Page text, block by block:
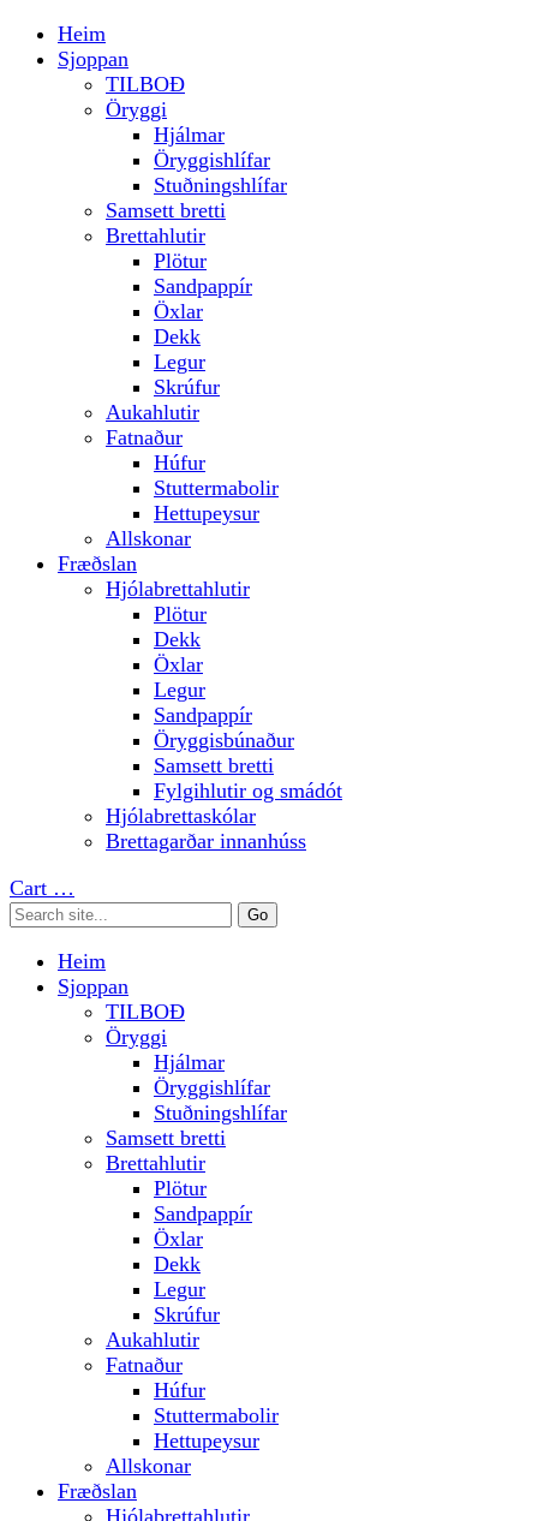
Heim
Sjoppan
TILBOÐ
Öryggi
Hjálmar
Öryggishlífar
Stuðningshlífar
Samsett bretti
Brettahlutir
Plötur
Sandpappír
Öxlar
Dekk
Legur
Skrúfur
Aukahlutir
Fatnaður
Húfur
Stuttermabolir
Hettupeysur
Allskonar
Fræðslan
Hjólabrettahlutir
Plötur
Dekk
Öxlar
Legur
Sandpappír
Öryggisbúnaður
Samsett bretti
Fylgihlutir og smádót
Hjólabrettaskólar
Brettagarðar innanhúss
Cart …
Heim
Sjoppan
TILBOÐ
Öryggi
Hjálmar
Öryggishlífar
Stuðningshlífar
Samsett bretti
Brettahlutir
Plötur
Sandpappír
Öxlar
Dekk
Legur
Skrúfur
Aukahlutir
Fatnaður
Húfur
Stuttermabolir
Hettupeysur
Allskonar
Fræðslan
Hjólabrettahlutir